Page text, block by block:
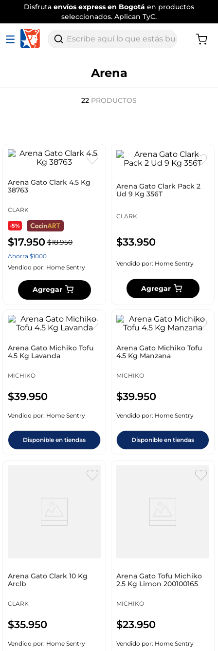
Disfruta envíos express en Bogotá en productos
seleccionados. Aplican TyC.
Escribe aquí lo que estás buscando
Arena
22 PRODUCTOS
Arena Gato Clark 4.5 Kg
38763
CLARK
-5%
$17.950 $18.950
Ahorra $1000
Vendido por: Home Sentry
Agregar
Arena Gato Clark Pack 2
Ud 9 Kg 356T
CLARK
$33.950
Vendido por: Home Sentry
Agregar
Arena Gato Michiko Tofu
4.5 Kg Lavanda
MICHIKO
$39.950
Vendido por: Home Sentry
Disponible en tiendas
Arena Gato Michiko Tofu
4.5 Kg Manzana
MICHIKO
$39.950
Vendido por: Home Sentry
Disponible en tiendas
Arena Gato Clark 10 Kg
Arclb
CLARK
$35.950
Vendido por: Home Sentry
Arena Gato Tofu Michiko
2.5 Kg Limon 200100165
MICHIKO
$23.950
Vendido por: Home Sentry